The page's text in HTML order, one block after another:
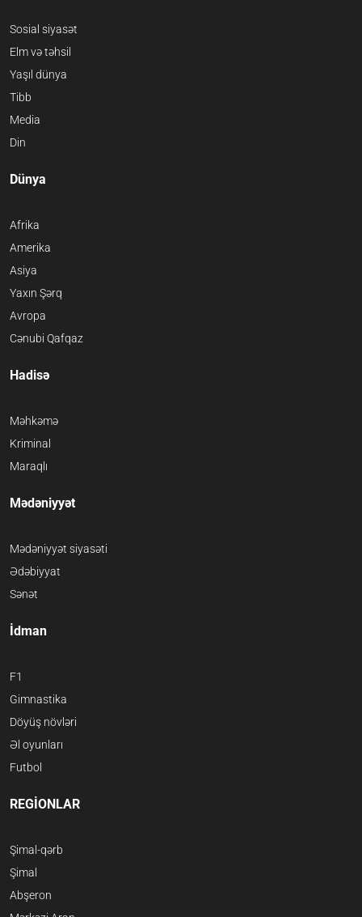
Sosial siyasət
Elm və təhsil
Yaşıl dünya
Tibb
Media
Din
Dünya
Afrika
Amerika
Asiya
Yaxın Şərq
Avropa
Cənubi Qafqaz
Hadisə
Məhkəmə
Kriminal
Maraqlı
Mədəniyyət
Mədəniyyət siyasəti
Ədəbiyyat
Sənət
İdman
F1
Gimnastika
Döyüş növləri
Əl oyunları
Futbol
REGİONLAR
Şimal-qərb
Şimal
Abşeron